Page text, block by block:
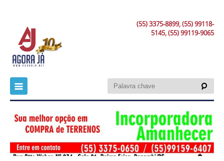
(55) 3375-8899, (55) 99118-
5145, (55) 99119-9065